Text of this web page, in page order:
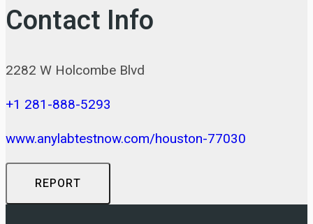
Contact Info
2282 W Holcombe Blvd
+1 281-888-5293
www.anylabtestnow.com/houston-77030
REPORT